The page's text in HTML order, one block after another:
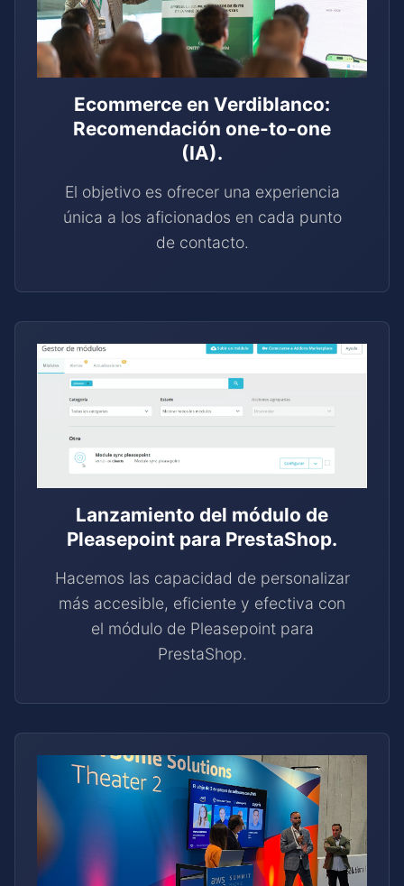
Ecommerce en Verdiblanco:
Recomendación one-to-one
(IA).
El objetivo es ofrecer una experiencia
única a los aficionados en cada punto
de contacto.
Lanzamiento del módulo de
Pleasepoint para PrestaShop.
Hacemos las capacidad de personalizar
más accesible, eficiente y efectiva con
el módulo de Pleasepoint para
PrestaShop.